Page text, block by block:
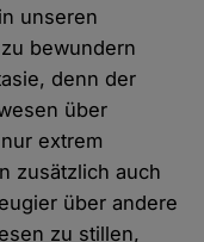
unseren
bewundern
denn der
über
extrem
zusätzlich auch
über andere
zu stillen,